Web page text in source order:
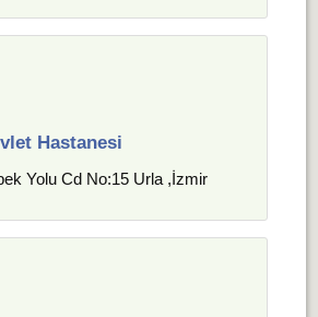
Hastanesi
Yolu Cd No:15 Urla ,İzmir